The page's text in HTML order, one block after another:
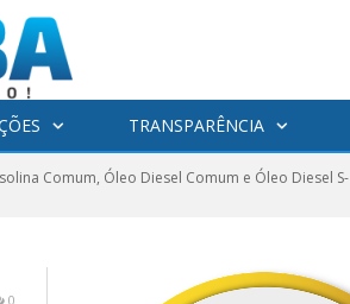
TRANSPARÊNCIA
Comum, Óleo Diesel Comum e Óleo Diesel S-
0